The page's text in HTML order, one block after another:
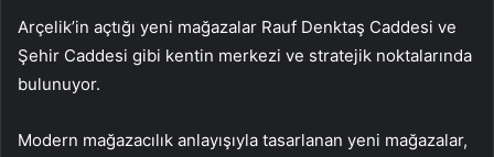
Arçelik’in açtığı yeni mağazalar Rauf Denktaş Caddesi ve
Şehir Caddesi gibi kentin merkezi ve stratejik noktalarında
bulunuyor.
Modern mağazacılık anlayışıyla tasarlanan yeni mağazalar,